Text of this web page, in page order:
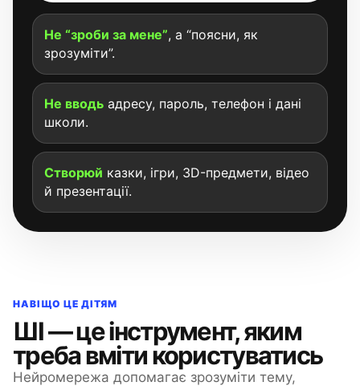
Не “зроби за мене”, а “поясни, як
зрозуміти”.
Не вводь адресу, пароль, телефон і дані
школи.
Створюй казки, ігри, 3D-предмети, відео
й презентації.
НАВІЩО ЦЕ ДІТЯМ
ШІ — це інструмент, яким
треба вміти користуватись
Нейромережа допомагає зрозуміти тему,